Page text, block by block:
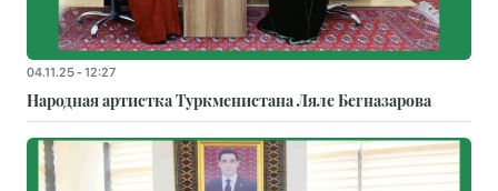
04.11.25 - 12:27
Народная артистка Туркменистана Ляле Бегназарова